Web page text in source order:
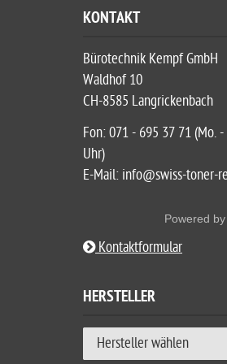
KONTAKT
Bürotechnik Kempf GmbH
Waldhof 10
CH-8585 Langrickenbach
Fon: 071 - 695 37 71 (Mo.
Uhr)
E-Mail: info@swiss-toner-
Powered by
Kontaktformular
HERSTELLER
Hersteller wählen